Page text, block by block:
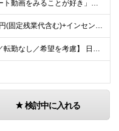
応募理由は「ショート動画をみることが好き」でOK！ #学歴不問 #未経験OK ★1つでも当てはまれば、マッチング率高め★ □ SNSや動画制作に興味がある方 □ アイデアを考えることが好きな方 □
月給28万円～35万円(固定残業代含む)+インセンティブ＋各種手当 ※経験・能力等を考慮の上、決定します。 ※残業はほとんどありませんが、発生した場合は時間外手当を100％支給します。 【固定残業
【フルリモート可／転勤なし／希望を考慮】 日本47都道府県、どこでも就業可能！ （東京・神奈川・埼玉・千葉・北海道・宮城・愛知・大阪・福岡・新潟など 各拠点近郊のプロジェクト先） 【Point】
検討中に入れる